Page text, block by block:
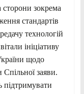
сторони зокрема
стандартів
технологій
ініціативу
щодо
заяви.
підтримувати